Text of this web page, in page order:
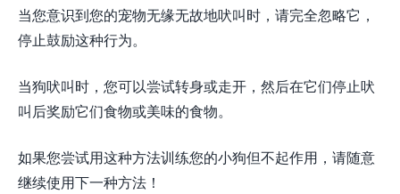
当您意识到您的宠物无缘无故地吠叫时，请完全忽略它，
停止鼓励这种行为。
当狗吠叫时，您可以尝试转身或走开，然后在它们停止吠
叫后奖励它们食物或美味的食物。
如果您尝试用这种方法训练您的小狗但不起作用，请随意
继续使用下一种方法！